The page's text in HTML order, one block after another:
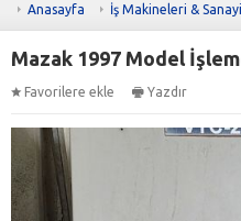
Anasayfa İş Makineleri & Sanayi
Mazak 1997 Model
Favorilere ekle Yazdır